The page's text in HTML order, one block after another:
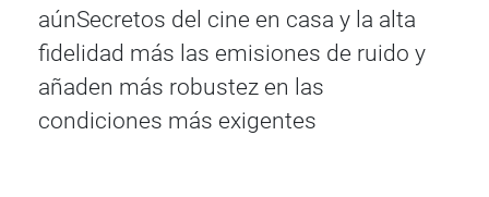
aúnSecretos del cine en casa y la alta
fidelidad más las emisiones de ruido y
añaden más robustez en las
condiciones más exigentes